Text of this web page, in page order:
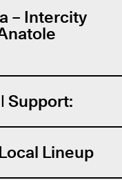
– Intercity
Support:
Lineup